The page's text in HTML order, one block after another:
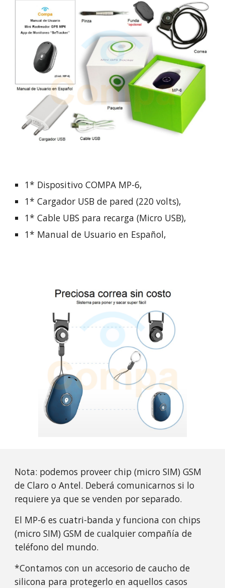
1* Dispositivo COMPA MP-6,
1* Cargador USB de pared (220 volts),
1* Cable UBS para recarga (Micro USB),
1* Manual de Usuario en Español,
Nota: podemos proveer chip (micro SIM) GSM
de Claro o Antel. Deberá comunicarnos si lo
requiere ya que se venden por separado.
El MP-6 es cuatri-banda y funciona con chips
(micro SIM) GSM de cualquier compañía de
teléfono del mundo.
*Contamos con un accesorio de caucho de
silicona para protegerlo en aquellos casos